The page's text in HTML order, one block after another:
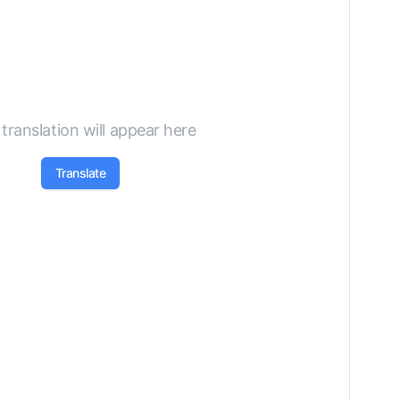
will appear here
Translate